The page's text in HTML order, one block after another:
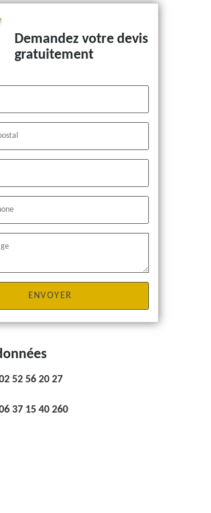
Demandez votre devis
gratuitement
52 56 20 27
37 15 40 260